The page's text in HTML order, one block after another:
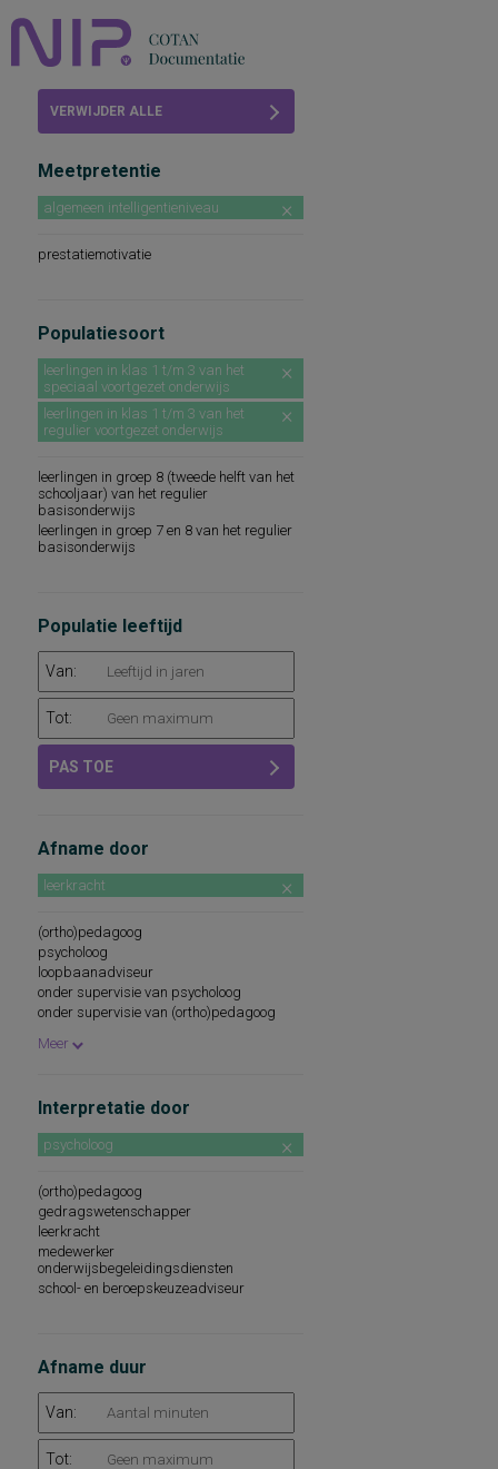
VERWIJDER ALLE
Meetpretentie
algemeen intelligentieniveau
prestatiemotivatie
Populatiesoort
leerlingen in klas 1 t/m 3 van het
speciaal voortgezet onderwijs
leerlingen in klas 1 t/m 3 van het
regulier voortgezet onderwijs
leerlingen in groep 8 (tweede helft van het
schooljaar) van het regulier
basisonderwijs
leerlingen in groep 7 en 8 van het regulier
basisonderwijs
Populatie leeftijd
Van:
Tot:
PAS TOE
Afname door
leerkracht
(ortho)pedagoog
psycholoog
loopbaanadviseur
onder supervisie van psycholoog
onder supervisie van (ortho)pedagoog
Meer
Interpretatie door
psycholoog
(ortho)pedagoog
gedragswetenschapper
leerkracht
medewerker
onderwijsbegeleidingsdiensten
school- en beroepskeuzeadviseur
Afname duur
Van:
Tot: